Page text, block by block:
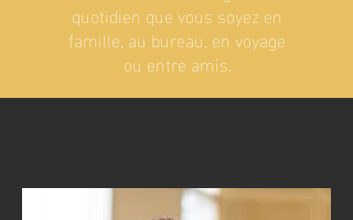
quotidien que vous soyez en
famille, au bureau, en voyage
ou entre amis.